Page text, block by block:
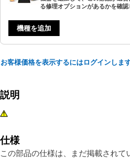
る修理オプションがあるかを確認
機種を追加
お客様価格を表示するにはログインしま
説明
仕様
この部品の仕様は、まだ掲載されて